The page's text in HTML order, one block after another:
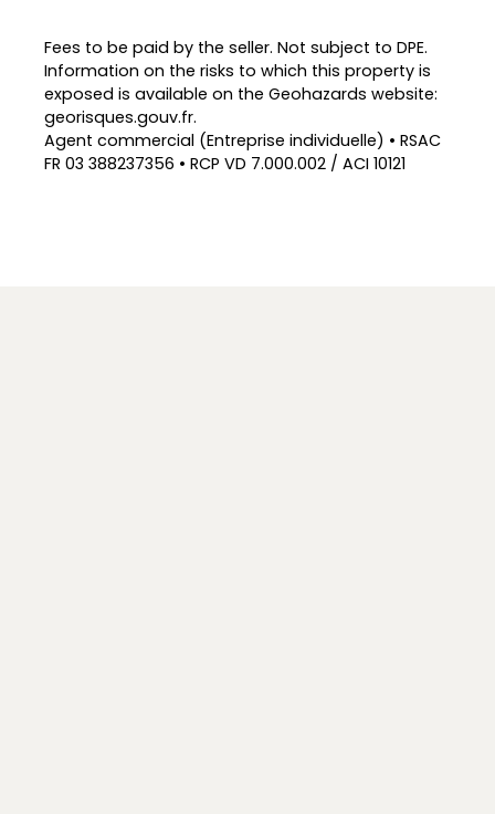
Fees to be paid by the seller. Not subject to DPE.
Information on the risks to which this property is
exposed is available on the Geohazards website:
georisques.gouv.fr.
Agent commercial (Entreprise individuelle) • RSAC
FR 03 388237356 • RCP VD 7.000.002 / ACI 10121